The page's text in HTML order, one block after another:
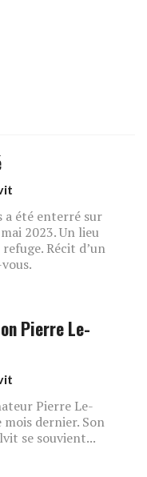
a été enterré sur
2023. Un lieu
Récit d’un
Pierre Le-
Pierre Le-
dernier. Son
se souvient...